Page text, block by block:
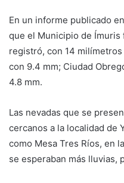
En un informe publicado
que el Municipio de
registró, con 14
con 9.4 mm; Ciudad
4.8 mm.
Las nevadas que se
cercanos a la localidad de
como Mesa Tres Ríos, en
se esperaban más lluvias,